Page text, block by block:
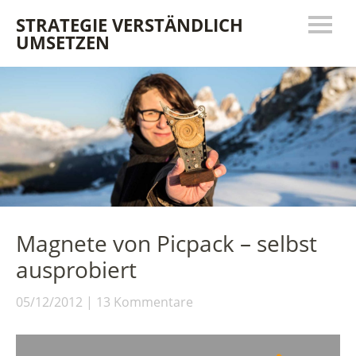
STRATEGIE VERSTÄNDLICH
UMSETZEN
Magnete von Picpack – selbst
ausprobiert
05/12/2012 13 Kommentare